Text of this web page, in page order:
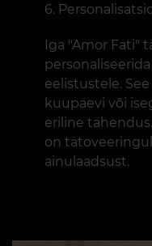
Iga "Amor Fati"
eelistustele.
kuupäevi või
eriline
on
ainulaadsust.